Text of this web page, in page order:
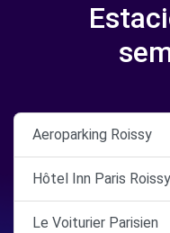
Aeroparking Roissy
Hôtel Inn Paris
Le Voiturier Parisien